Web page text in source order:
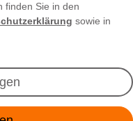
finden Sie in den
sowie in
um ein Pflichtfeld.